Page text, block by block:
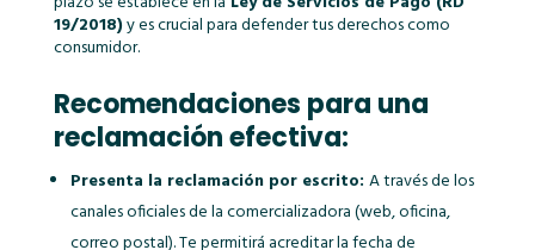
19/2018)y es crucial para defender tus derechos como
consumidor.
Recomendaciones para una
reclamación efectiva:
Presenta la reclamación por escrito: A través de los
canales oficiales de la comercializadora (web, oficina,
correo postal). Te permitirá acreditar la fecha de